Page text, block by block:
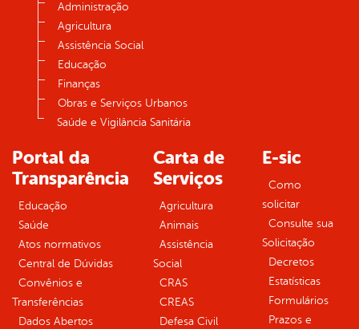
Administração
Agricultura
Assistência Social
Educação
Finanças
Obras e Serviços Urbanos
Saúde e Vigilância Sanitária
Portal da
Transparência
Educação
Saúde
Atos normativos
Central de Dúvidas
Convênios e
Transferências
Dados Abertos
Carta de
Serviços
Agricultura
Animais
Assistência
Social
CRAS
CREAS
Defesa Civil
E-sic
Como
solicitar
Consulte sua
Solicitação
Decretos
Estatísticas
Formulários
Prazos e